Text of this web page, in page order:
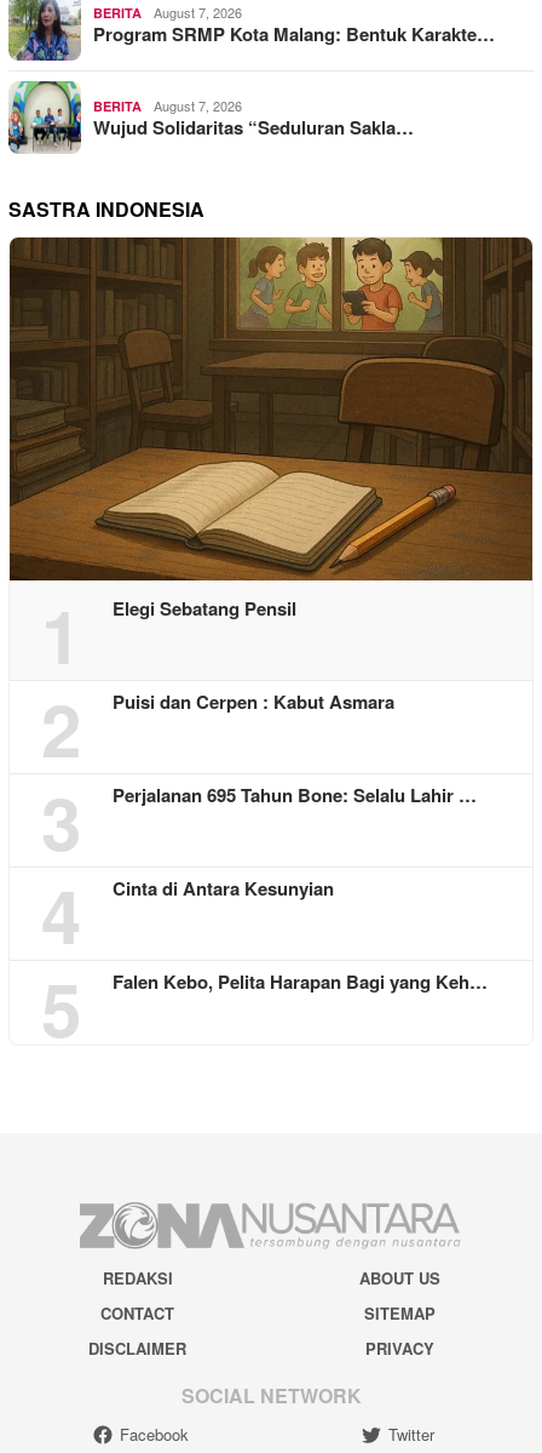
BERITA August 7, 2026
Program SRMP Kota Malang: Bentuk Karakte…
BERITA August 7, 2026
Wujud Solidaritas “Seduluran Sakla…
SASTRA INDONESIA
1 Elegi Sebatang Pensil
2 Puisi dan Cerpen : Kabut Asmara
3 Perjalanan 695 Tahun Bone: Selalu Lahir …
4 Cinta di Antara Kesunyian
5 Falen Kebo, Pelita Harapan Bagi yang Keh…
REDAKSI
ABOUT US
CONTACT
SITEMAP
DISCLAIMER
PRIVACY
SOCIAL NETWORK
Facebook Twitter